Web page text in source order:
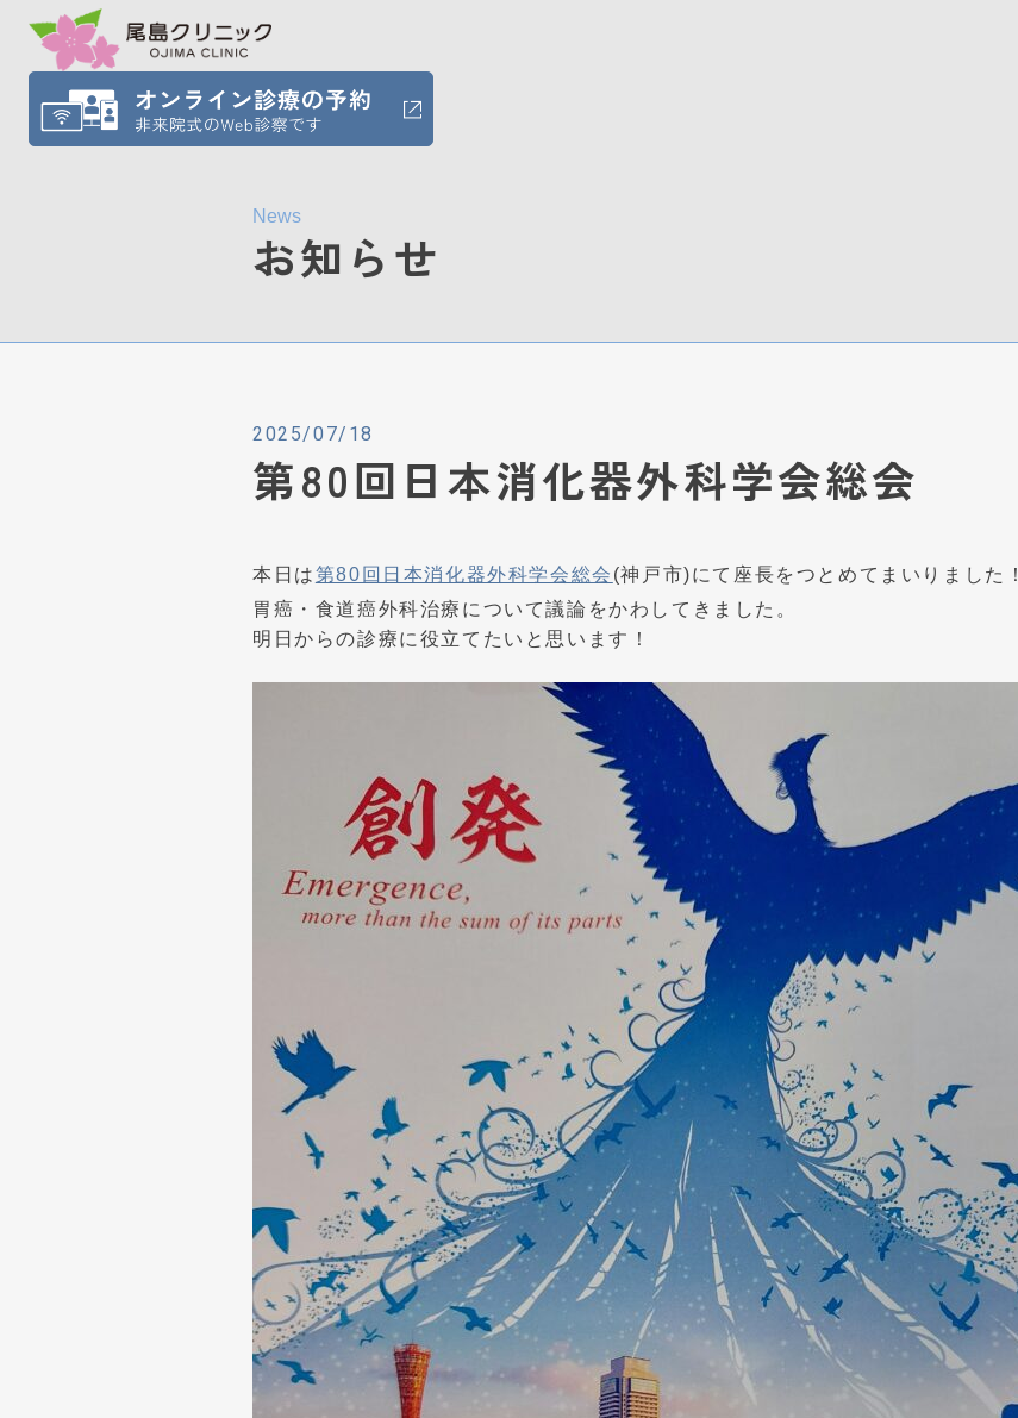
News
お知らせ
2025/07/18
第80回日本消化器外科学会総会
本日は第80回日本消化器外科学会総会 (神戸市)にて座長をつとめてまいりました！
胃癌・食道癌外科治療について議論をかわしてきました。
明日からの診療に役立てたいと思います！